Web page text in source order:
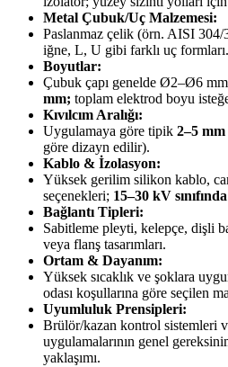
Metal Çubuk/Uç Malzemesi:
Paslanmaz çelik (örn. AISI 304/
iğne, L, U gibi farklı uç formları.
Boyutlar:
Çubuk çapı genelde Ø2–Ø6
mm; toplam elektrod boyu
Kıvılcım Aralığı:
Uygulamaya göre tipik 2–5 mm
göre dizayn edilir).
Kablo & İzolasyon:
Yüksek gerilim silikon kablo,
seçenekleri; 15–30 kV sınıfında
Bağlantı Tipleri:
Sabitleme pleyti, kelepçe, dişli
veya flanş tasarımları.
Ortam & Dayanım:
Yüksek sıcaklık ve şoklara
odası koşullarına göre seçilen
Uyumluluk Prensipleri:
Brülör/kazan kontrol sistemleri
uygulamalarının genel
yaklaşımı.